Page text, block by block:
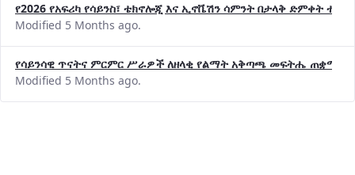
የ2026 የአፍሪካ የሳይንስ፣ ቴክኖሎጂ እና ኢኖቬሽን ሳምንት በታላቅ ድምቀት
Modified 5 Months ago.
የሳይንሳዊ ጥናትና ምርምር ሥራዎች ለዘላቂ የልማት አቅጣጫ መፍትሔ ጠቋሚ
Modified 5 Months ago.